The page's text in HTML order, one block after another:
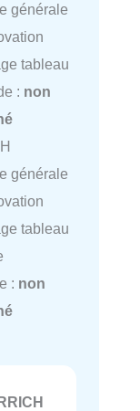
générale
tableau
: non
générale
tableau
: non